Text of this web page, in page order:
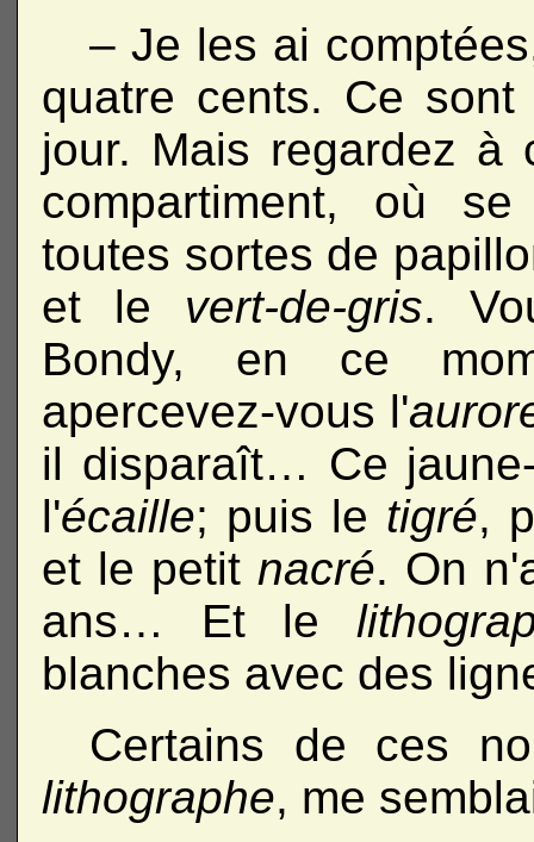
– Je les ai
quatre cents. Ce
jour. Mais regardez à
compartiment, où
toutes sortes de
et le vert-de-gris.
Bondy, en ce
apercevez-vous l'
il disparaît… Ce
l'écaille; puis le tigré,
et le petit nacré. On
ans… Et le
blanches avec des
Certains de ces
lithographe, me